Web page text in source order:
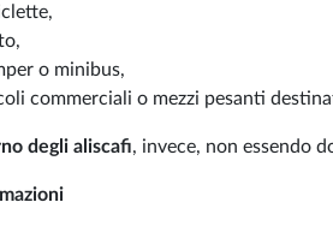
o minibus,
commerciali o mezzi pesanti
degli aliscafi, invece, non essendo